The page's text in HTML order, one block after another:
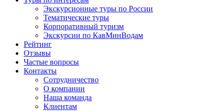
Экскурсионные туры по России
Тематические туры
Корпоративный туризм
Экскурсии по КавМинВодам
Рейтинг
Отзывы
Частые вопросы
Контакты
Сотрудничество
О компании
Наша команда
Клиентам